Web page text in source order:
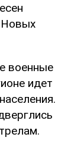
Новых
военные
идет